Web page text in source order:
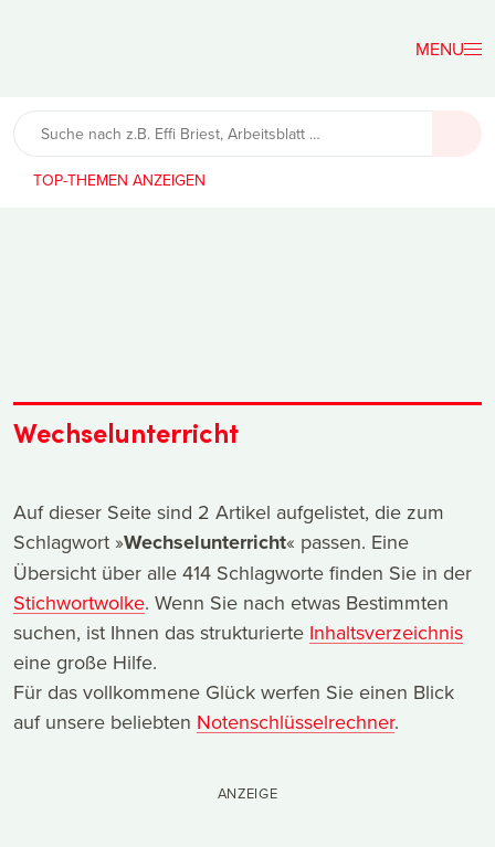
Lehrerfreund
TOP-THEMEN
Wechselunterricht
Auf dieser Seite sind 2 Artikel aufgelistet, die zum
Schlagwort »Wechselunterricht« passen. Eine
Übersicht über alle 414 Schlagworte finden Sie in der
Stichwortwolke. Wenn Sie nach etwas Bestimmten
suchen, ist Ihnen das strukturierte Inhaltsverzeichnis
eine große Hilfe.
Für das vollkommene Glück werfen Sie einen Blick
auf unsere beliebten Notenschlüsselrechner.
ANZEIGE